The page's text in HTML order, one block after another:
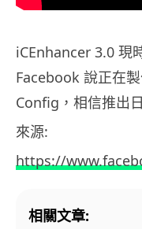
iCEnhancer 3.0 現
Facebook 說正在
Config，相信推出
來源:
https://
相關文章: